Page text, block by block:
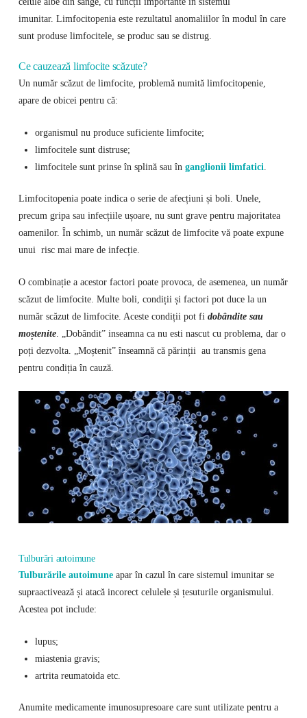
imunitar. Limfocitopenia este rezultatul anomaliilor în modul în care
sunt produse limfocitele, se produc sau se distrug.
Ce cauzează limfocite scăzute?
Un număr scăzut de limfocite, problemă numită limfocitopenie,
apare de obicei pentru că:
organismul nu produce suficiente limfocite;
limfocitele sunt distruse;
limfocitele sunt prinse în splină sau în ganglionii limfatici
Limfocitopenia poate indica o serie de afecțiuni și boli. Unele,
precum gripa sau infecțiile ușoare, nu sunt grave pentru majoritatea
oamenilor. În schimb, un număr scăzut de limfocite vă poate expune
unui risc mai mare de infecție.
O combinație a acestor factori poate provoca, de asemenea, un număr
scăzut de limfocite. Multe boli, condiții și factori pot duce la un
număr scăzut de limfocite. Aceste condiții pot fi dobândite sau
moștenite. „Dobândit” inseamna ca nu esti nascut cu problema, dar o
poți dezvolta. „Moștenit” înseamnă că părinții au transmis gena
pentru condiția în cauză.
Tulburări autoimune
Tulburările autoimune apar în cazul în care sistemul imunitar se
supraactivează și atacă incorect celulele și țesuturile organismului.
Acestea pot include:
lupus;
miastenia gravis;
artrita reumatoida etc.
Anumite medicamente imunosupresoare care sunt utilizate pentru a